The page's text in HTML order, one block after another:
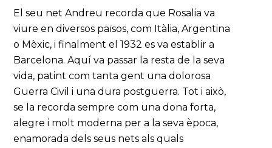
El seu net Andreu recorda que Rosalia va
viure en diversos països, com Itàlia, Argentina
o Mèxic, i finalment el 1932 es va establir a
Barcelona. Aquí va passar la resta de la seva
vida, patint com tanta gent una dolorosa
Guerra Civil i una dura postguerra. Tot i això,
se la recorda sempre com una dona forta,
alegre i molt moderna per a la seva època,
enamorada dels seus nets als quals